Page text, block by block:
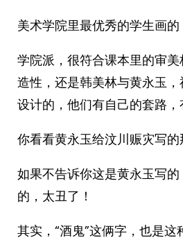
美术学院里最优秀的学生画的
学院派，很符合课本里的审
造性，还是韩美林与黄永玉
设计的，他们有自己的套路，
你看看黄永玉给汶川赈灾写的
如果不告诉你这是黄永玉写
的，太丑了！
其实，“酒鬼”这俩字，也是